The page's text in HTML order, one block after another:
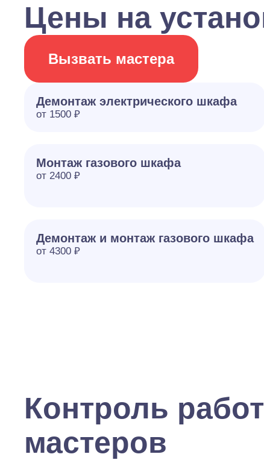
Цены на
Вызвать мастера
Демонтаж электрического шкафа
от 1500 ₽
Монтаж газового шкафа
от 2400 ₽
Демонтаж и монтаж газового шкафа
от 4300 ₽
Контроль
мастеров